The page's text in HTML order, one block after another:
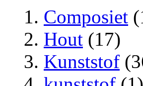
Composiet
Hout (17)
Kunststof